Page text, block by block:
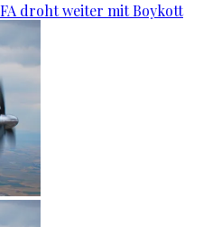
droht weiter mit Boykott